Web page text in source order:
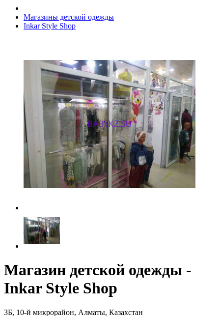
Магазины детской одежды
Inkar Style Shop
Магазин детской одежды -
Inkar Style Shop
3Б, 10-й микрорайон, Алматы, Казахстан